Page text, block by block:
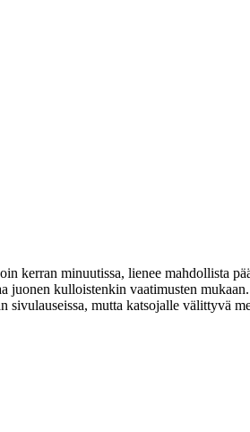
kerran minuutissa, lienee mahdollista
juonen kulloistenkin vaatimusten
sivulauseissa, mutta katsojalle välittyvä